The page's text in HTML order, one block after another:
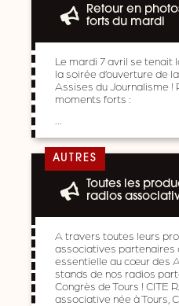
Retour en
forts du mardi
Le mardi 7 avril se tenait
la soirée d’ouverture de
Assises du Journalisme !
moments forts :
AUTRES
Toutes les
radios
A travers toutes leurs
associatives partenaires
essentielle au cœur des
stands de nos radios
Congrès de Tours ! CITE
associative née à Tours,